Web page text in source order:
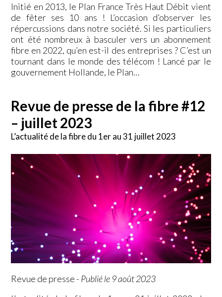
Initié en 2013, le Plan France Très Haut Débit vient
de fêter ses 10 ans ! L’occasion d’observer les
répercussions dans notre société. Si les particuliers
ont été nombreux à basculer vers un abonnement
fibre en 2022, qu’en est-il des entreprises ? C’est un
tournant dans le monde des télécom ! Lancé par le
gouvernement Hollande, le Plan…
Revue de presse de la fibre #12
– juillet 2023
L’actualité de la fibre du 1er au 31 juillet 2023
Revue de presse - Publié le 9 août 2023